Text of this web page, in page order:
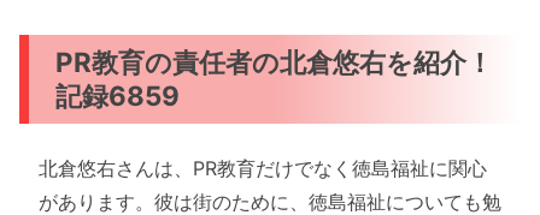
PR教育の責任者の北倉悠右を紹介！
記録6859
北倉悠右さんは、PR教育だけでなく徳島福祉に関心
があります。彼は街のために、徳島福祉についても勉